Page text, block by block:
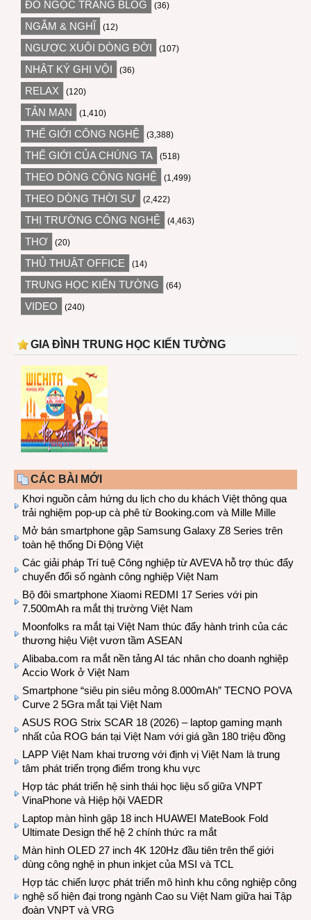
ĐỖ NGỌC TRANG BLOG (36)
NGẪM & NGHĨ (12)
NGƯỢC XUÔI DÒNG ĐỜI (107)
NHẬT KÝ GHI VỘI (36)
RELAX (120)
TẢN MẠN (1,410)
THẾ GIỚI CÔNG NGHỆ (3,388)
THẾ GIỚI CỦA CHÚNG TA (518)
THEO DÒNG CÔNG NGHỆ (1,499)
THEO DÒNG THỜI SỰ (2,422)
THỊ TRƯỜNG CÔNG NGHỆ (4,463)
THƠ (20)
THỦ THUẬT OFFICE (14)
TRUNG HỌC KIẾN TƯỜNG (64)
VIDEO (240)
GIA ĐÌNH TRUNG HỌC KIẾN TƯỜNG
CÁC BÀI MỚI
Khơi nguồn cảm hứng du lịch cho du khách Việt thông qua
trải nghiệm pop-up cà phê từ Booking.com và Mille Mille
Mở bán smartphone gập Samsung Galaxy Z8 Series trên
toàn hệ thống Di Động Việt
Các giải pháp Trí tuệ Công nghiệp từ AVEVA hỗ trợ thúc đẩy
chuyển đổi số ngành công nghiệp Việt Nam
Bộ đôi smartphone Xiaomi REDMI 17 Series với pin
7.500mAh ra mắt thị trường Việt Nam
Moonfolks ra mắt tại Việt Nam thúc đẩy hành trình của các
thương hiệu Việt vươn tầm ASEAN
Alibaba.com ra mắt nền tảng AI tác nhân cho doanh nghiệp
Accio Work ở Việt Nam
Smartphone “siêu pin siêu mỏng 8.000mAh” TECNO POVA
Curve 2 5Gra mắt tại Việt Nam
ASUS ROG Strix SCAR 18 (2026) – laptop gaming mạnh
nhất của ROG bán tại Việt Nam với giá gần 180 triệu đồng
LAPP Việt Nam khai trương với định vị Việt Nam là trung
tâm phát triển trọng điểm trong khu vực
Hợp tác phát triển hệ sinh thái học liệu số giữa VNPT
VinaPhone và Hiệp hội VAEDR
Laptop màn hình gập 18 inch HUAWEI MateBook Fold
Ultimate Design thế hệ 2 chính thức ra mắt
Màn hình OLED 27 inch 4K 120Hz đầu tiên trên thế giới
dùng công nghệ in phun inkjet của MSI và TCL
Hợp tác chiến lược phát triển mô hình khu công nghiệp công
nghệ số hiện đại trong ngành Cao su Việt Nam giữa hai Tập
đoàn VNPT và VRG